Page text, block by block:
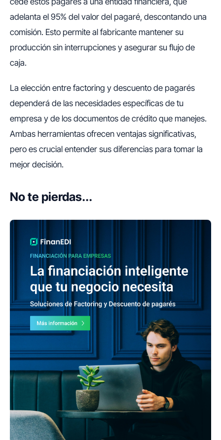
adelanta el 95% del valor del pagaré, descontando una
comisión. Esto permite al fabricante mantener su
producción sin interrupciones y asegurar su flujo de
caja.
La elección entre factoring y descuento de pagarés
dependerá de las necesidades específicas de tu
empresa y de los documentos de crédito que manejes.
Ambas herramientas ofrecen ventajas significativas,
pero es crucial entender sus diferencias para tomar la
mejor decisión.
No te pierdas...